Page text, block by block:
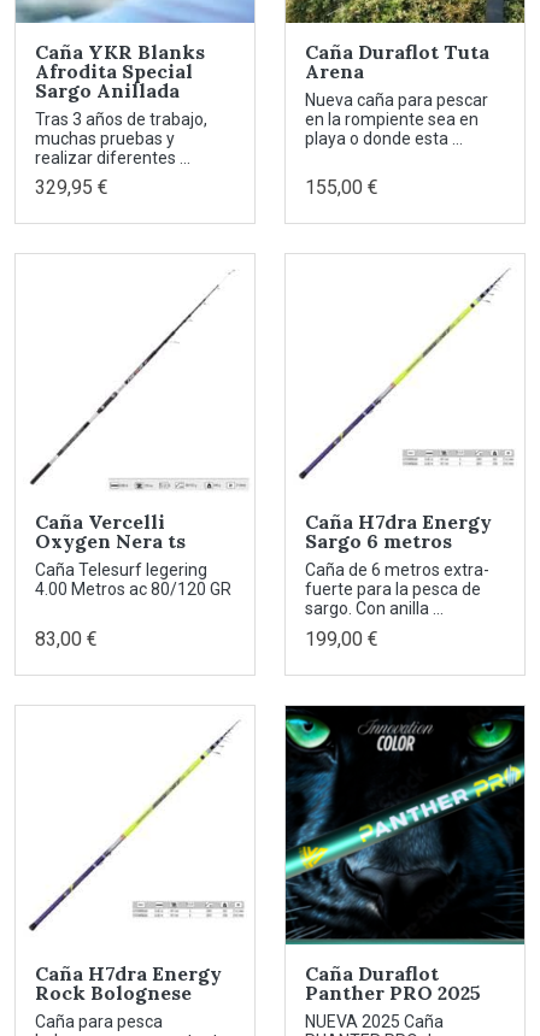
Caña YKR Blanks
Afrodita Special
Sargo Anillada
Tras 3 años de trabajo,
muchas pruebas y
realizar diferentes ...
329,95 €
Caña Duraflot Tuta
Arena
Nueva caña para pescar
en la rompiente sea en
playa o donde esta ...
155,00 €
Caña Vercelli
Oxygen Nera ts
Caña Telesurf legering
4.00 Metros ac 80/120 GR
83,00 €
Caña H7dra Energy
Sargo 6 metros
Caña de 6 metros extra-
fuerte para la pesca de
sargo. Con anilla ...
199,00 €
Caña H7dra Energy
Rock Bolognese
Caña para pesca
Caña Duraflot
Panther PRO 2025
NUEVA 2025 Caña